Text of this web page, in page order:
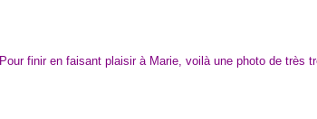
Pour finir en faisant plaisir à Marie, voilà une photo de très